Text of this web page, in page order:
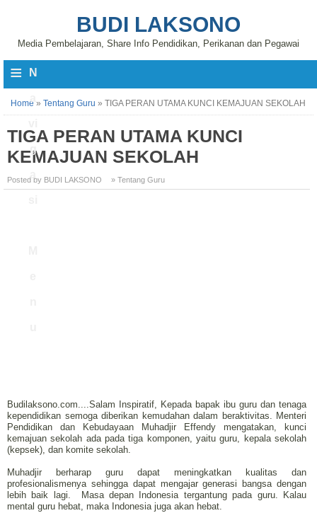
BUDI LAKSONO
Media Pembelajaran, Share Info Pendidikan, Perikanan dan Pegawai
≡ N
g
a
Home » Tentang Guru » TIGA PERAN UTAMA KUNCI KEMAJUAN SEKOLAH
TIGA PERAN UTAMA KUNCI
KEMAJUAN SEKOLAH
Posted by BUDI LAKSONO » Tentang Guru
Budilaksono.com....Salam Inspiratif, Kepada bapak ibu guru dan tenaga
kependidikan semoga diberikan kemudahan dalam beraktivitas. Menteri
Pendidikan dan Kebudayaan Muhadjir Effendy mengatakan, kunci
kemajuan sekolah ada pada tiga komponen, yaitu guru, kepala sekolah
(kepsek), dan komite sekolah.
Muhadjir berharap guru dapat meningkatkan kualitas dan
profesionalismenya sehingga dapat mengajar generasi bangsa dengan
lebih baik lagi. Masa depan Indonesia tergantung pada guru. Kalau
mental guru hebat, maka Indonesia juga akan hebat.